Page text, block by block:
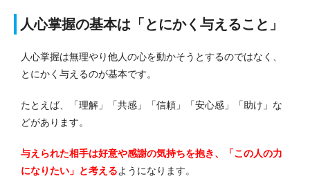
人心掌握の基本は「とにかく与えること」
人心掌握は無理やり他人の心を動かそうとするのではなく、
とにかく与えるのが基本です。
たとえば、「理解」「共感」「信頼」「安心感」「助け」な
どがあります。
与えられた相手は好意や感謝の気持ちを抱き、「この人の力
になりたい」と考えるようになります。